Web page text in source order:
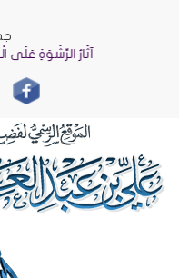
آثَارُ الرِّشْوَةِ عَلَى